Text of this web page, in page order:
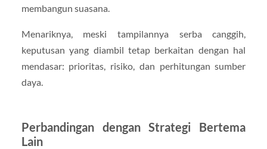
membangun suasana.
Menariknya, meski tampilannya serba canggih,
keputusan yang diambil tetap berkaitan dengan hal
mendasar: prioritas, risiko, dan perhitungan sumber
daya.
Perbandingan dengan Strategi Bertema
Lain